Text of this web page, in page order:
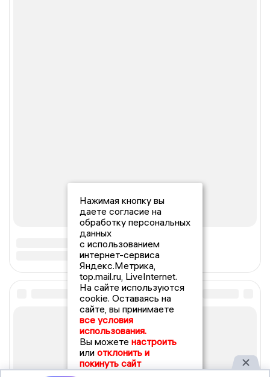
Нажимая кнопку вы
даете согласие на
обработку персональных
данных
с использованием
интернет-сервиса
Яндекс.Метрика,
top.mail.ru, LiveInternet.
На сайте используются
cookie. Оставаясь на
сайте, вы принимаете
все условия
использования.
Вы можете настроить
или отклонить и
покинуть сайт